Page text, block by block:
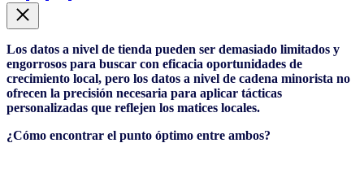
Los datos a nivel de tienda pueden ser demasiado limitados y
engorrosos para buscar con eficacia oportunidades de
crecimiento local, pero los datos a nivel de cadena minorista no
ofrecen la precisión necesaria para aplicar tácticas
personalizadas que reflejen los matices locales.
¿Cómo encontrar el punto óptimo entre ambos?